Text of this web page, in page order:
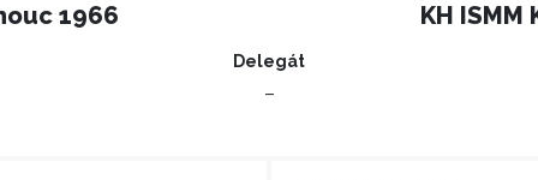
1966 KH ISMM
Delegát
–